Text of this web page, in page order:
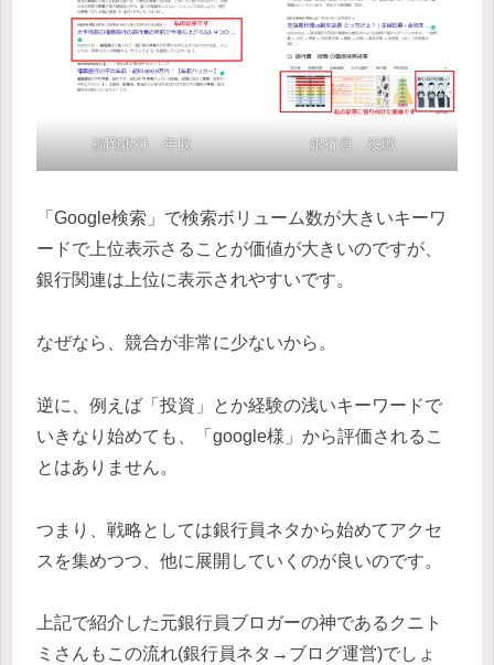
福岡銀行 年収 銀行員 役職
「Google検索」で検索ボリューム数が大きいキーワ
ードで上位表示さることが価値が大きいのですが、
銀行関連は上位に表示されやすいです。
なぜなら、競合が非常に少ないから。
逆に、例えば「投資」とか経験の浅いキーワードで
いきなり始めても、「google様」から評価されるこ
とはありません。
つまり、戦略としては銀行員ネタから始めてアクセ
スを集めつつ、他に展開していくのが良いのです。
上記で紹介した元銀行員ブロガーの神であるクニト
ミさんもこの流れ(銀行員ネタ→ブログ運営)でしょ